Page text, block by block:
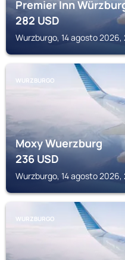
Premier Inn
282USD
Wurzburgo, 14 agosto 2026,
WURZBURGO
Moxy Wuerzburg
236USD
Wurzburgo, 14 agosto 2026,
WURZBURGO